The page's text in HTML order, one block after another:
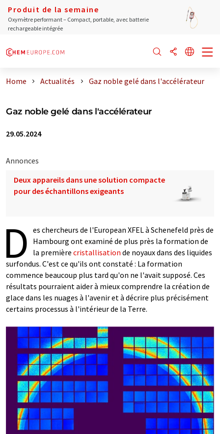
Produit de la semaine
Oxymètre performant – Compact, portable, avec batterie
rechargeable intégrée
Home Actualités Gaz noble gelé dans l'accélérateur
Gaz noble gelé dans l'accélérateur
29.05.2024
Annonces
Deux appareils dans une solution compacte
pour des échantillons exigeants
D es chercheurs de l'European XFEL à Schenefeld près de
Hambourg ont examiné de plus près la formation de
la première cristallisation de noyaux dans des liquides
surfondus. C'est ce qu'ils ont constaté : La formation
commence beaucoup plus tard qu'on ne l'avait supposé. Ces
résultats pourraient aider à mieux comprendre la création de
glace dans les nuages à l'avenir et à décrire plus précisément
certains processus à l'intérieur de la Terre.